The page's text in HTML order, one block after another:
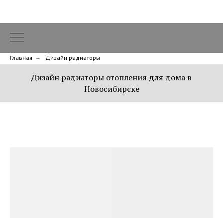
Главная → Дизайн радиаторы
Дизайн радиаторы отопления для дома в
Новосибирске